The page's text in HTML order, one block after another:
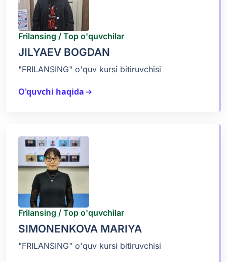
Frilansing / Top o'quvchilar
JILYAEV BOGDAN
"FRILANSING" o'quv kursi bitiruvchisi
O'quvchi haqidaarrow_right_alt
Frilansing / Top o'quvchilar
SIMONENKOVA MARIYA
"FRILANSING" o'quv kursi bitiruvchisi